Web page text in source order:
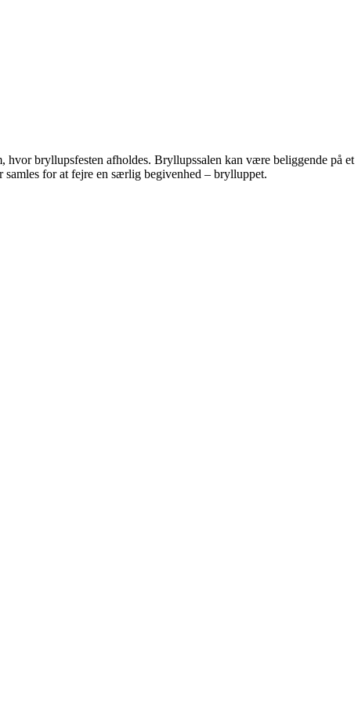
bryllupsfesten afholdes. Bryllupssalen kan være beliggende på et
for at fejre en særlig begivenhed – brylluppet.